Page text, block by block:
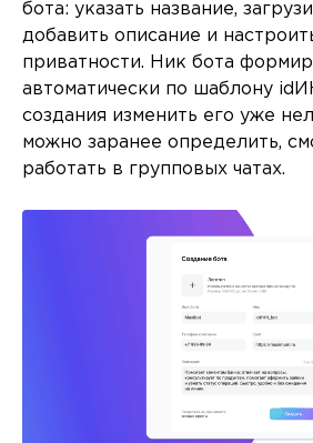
бота: указать название,
добавить описание и
приватности. Ник бота
автоматически по шаблону
создания изменить его уже
можно заранее определить,
работать в групповых чатах.